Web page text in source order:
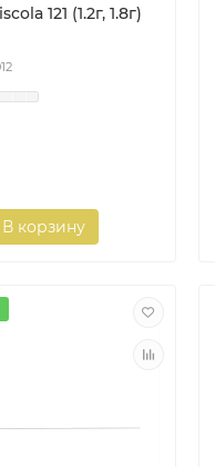
121 (1.2г, 1.8г)
В корзину